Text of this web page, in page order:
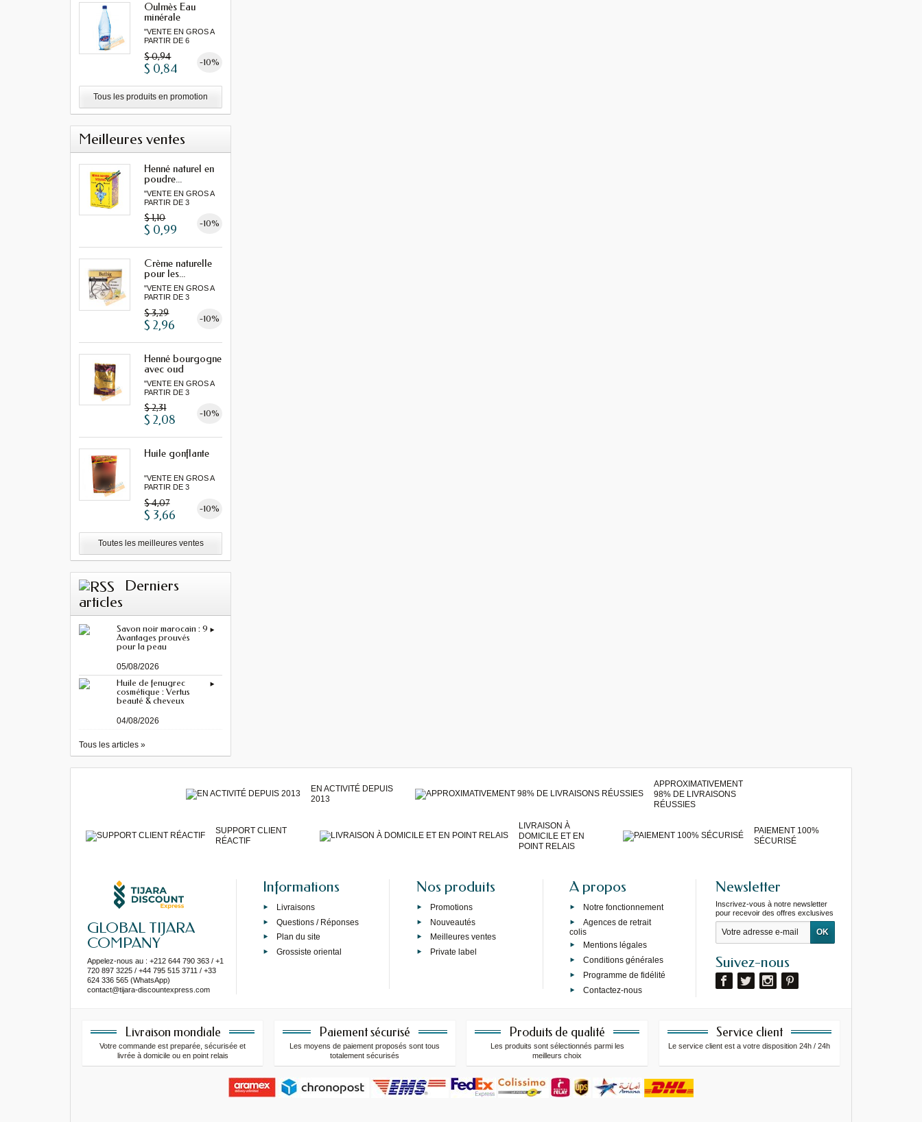
Oulmès Eau
minérale
gazeuse...
"VENTE EN GROS A
PARTIR DE 6
$ 0,94 -10%
$ 0,84
Tous les produits en promotion
Meilleures ventes
Henné naturel en
poudre...
"VENTE EN GROS A
PARTIR DE 3
$ 1,10 -10%
$ 0,99
Crème naturelle
pour les...
"VENTE EN GROS A
PARTIR DE 3
$ 3,29 -10%
$ 2,96
Henné bourgogne
avec oud
"VENTE EN GROS A
PARTIR DE 3
$ 2,31 -10%
$ 2,08
Huile gonflante
"VENTE EN GROS A
PARTIR DE 3
$ 4,07 -10%
$ 3,66
Toutes les meilleures ventes
Derniers
articles
Savon noir marocain : 9
Avantages prouvés
pour la peau
05/08/2026
Huile de fenugrec
cosmétique : Vertus
beauté & cheveux
04/08/2026
Tous les articles »
EN ACTIVITÉ DEPUIS
2013
APPROXIMATIVEMENT
98% DE LIVRAISONS
RÉUSSIES
SUPPORT CLIENT
RÉACTIF
LIVRAISON À
DOMICILE ET EN
POINT RELAIS
PAIEMENT 100%
SÉCURISÉ
GLOBAL TIJARA
COMPANY
Appelez-nous au : +212 644 790 363 / +1
720 897 3225 / +44 795 515 3711 / +33
624 336 565 (WhatsApp)
contact@tijara-discountexpress.com
Informations
Livraisons
Questions / Réponses
Plan du site
Grossiste oriental
Nos produits
Promotions
Nouveautés
Meilleures ventes
Private label
A propos
Notre fonctionnement
Agences de retrait
colis
Mentions légales
Conditions générales
Programme de fidélité
Contactez-nous
Newsletter
Inscrivez-vous à notre newsletter
pour recevoir des offres exclusives
Suivez-nous
Livraison mondiale
Votre commande est preparée, sécurisée et
livrée à domicile ou en point relais
Paiement sécurisé
Les moyens de paiement proposés sont tous
totalement sécurisés
Produits de qualité
Les produits sont sélectionnés parmi les
meilleurs choix
Service client
Le service client est a votre disposition 24h / 24h